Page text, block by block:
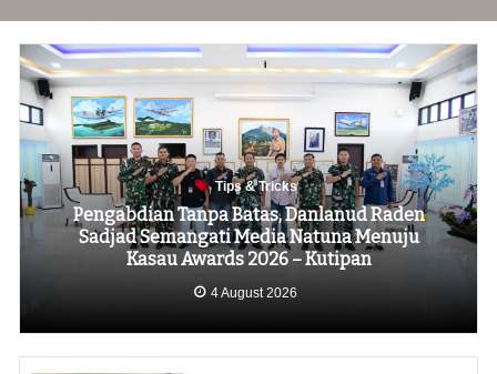
Tips & Tricks
Pengabdian Tanpa Batas, Danlanud Raden
Sadjad Semangati Media Natuna Menuju
Kasau Awards 2026 – Kutipan
4 August 2026